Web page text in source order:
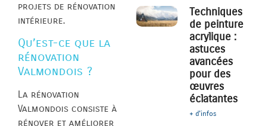
projets de rénovation
intérieure.
Qu’est-ce que la
rénovation
Valmondois ?
La rénovation
Valmondois consiste à
rénover et améliorer
Techniques
de peinture
acrylique :
astuces
avancées
pour des
œuvres
éclatantes
+ d'infos